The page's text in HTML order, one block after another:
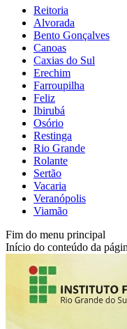
Reitoria
Alvorada
Bento Gonçalves
Canoas
Caxias do Sul
Erechim
Farroupilha
Feliz
Ibirubá
Osório
Restinga
Rio Grande
Rolante
Sertão
Vacaria
Veranópolis
Viamão
Fim do menu principal
Início do conteúdo da